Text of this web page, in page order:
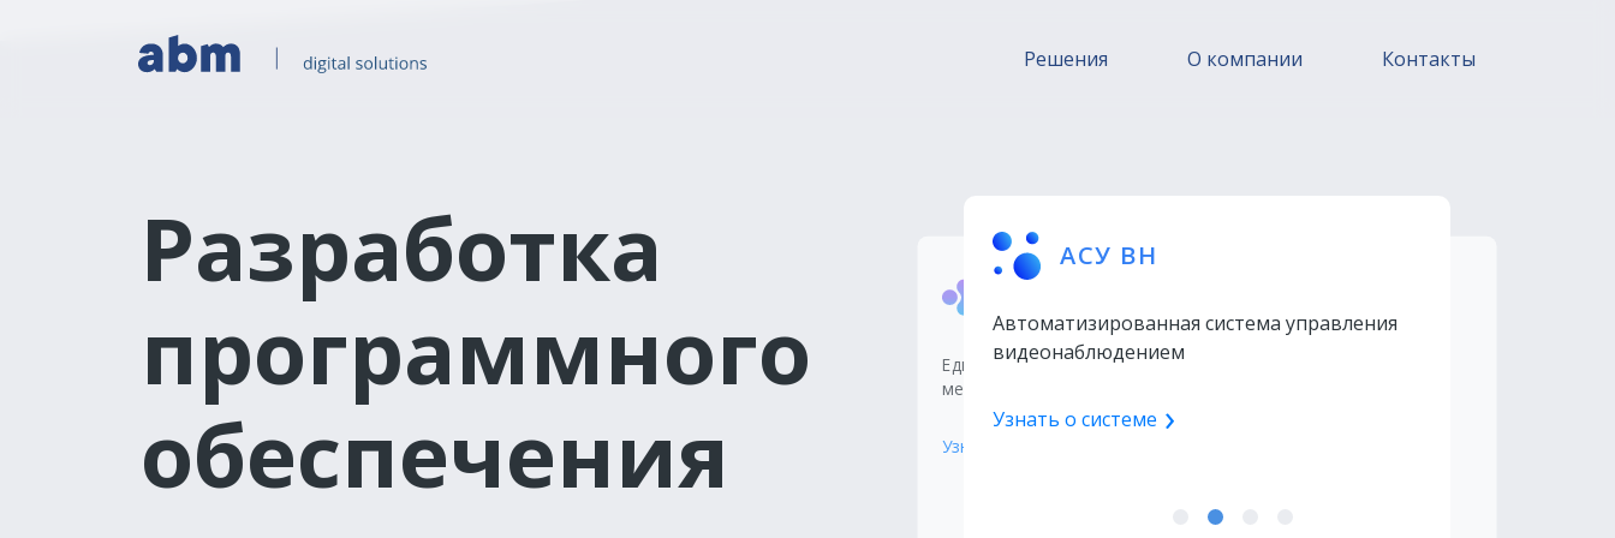
Решения О компании Контакты
Разработка
программного
обеспечения
Интеграционная
платформа
Единое информационное пространство
между системами
Узнать о системе
АСУ ВН
Автоматизированная система управления
видеонаблюдением
Узнать о системе
Система контроля готовой продукции и
движения урожая
Узнать о системе
Система контроля качества оказания услуг